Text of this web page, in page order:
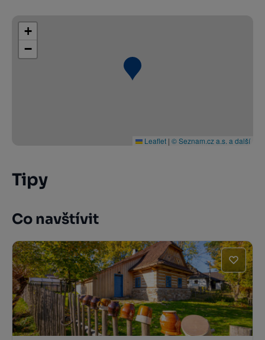
+
−
Leaflet | © Seznam.cz a.s. a další
Tipy
Co navštívit